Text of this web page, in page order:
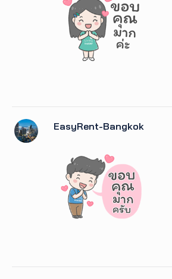
EasyRent-Bangkok